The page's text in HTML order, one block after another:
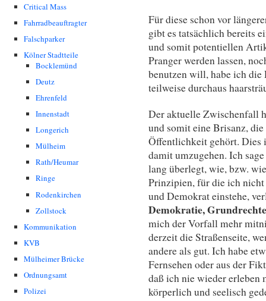
Critical Mass
Fahrradbeauftragter
Falschparker
Kölner Stadtteile
Bocklemünd
Deutz
Ehrenfeld
Innenstadt
Longerich
Mülheim
Rath/Heumar
Ringe
Rodenkirchen
Zollstock
Kommunikation
KVB
Mülheimer Brücke
Ordnungsamt
Polizei
Für diese schon vor
gibt es tatsächlich bereits
und somit potentiellen
Pranger werden lassen,
benutzen will, habe ich
teilweise durchaus
Der aktuelle Zwischenfall
und somit eine Brisanz,
Öffentlichkeit gehört. Dies
damit umzugehen. Ich
lang überlegt, wie, bzw.
Prinzipien, für die ich nicht
und Demokrat einstehe,
Demokratie, Grundrechte
mich der Vorfall mehr
derzeit die Straßenseite,
andere als gut. Ich habe
Fernsehen oder aus der
daß ich nie wieder erleben
körperlich und seelisch